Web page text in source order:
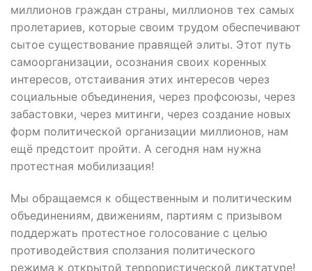
миллионов граждан страны, миллионов тех самых
пролетариев, которые своим трудом обеспечивают
сытое существование правящей элиты. Этот путь
самоорганизации, осознания своих коренных
интересов, отстаивания этих интересов через
социальные объединения, через профсоюзы, через
забастовки, через митинги, через создание новых
форм политической организации миллионов, нам
ещё предстоит пройти. А сегодня нам нужна
протестная мобилизация!
Мы обращаемся к общественным и политическим
объединениям, движениям, партиям с призывом
поддержать протестное голосование с целью
противодействия сползания политического
режима к открытой террористической диктатуре!